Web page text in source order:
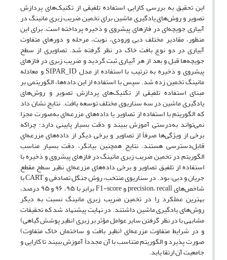
این تحقیق به بررسی کارایی استفاده تلفیقی از تکنیک‌های پردازش
تصویر و روش‌های یادگیری ماشین برای تخمین ضریب زبری مانینگ در
آبیاری جویچه‌ای در فازهای پیشروی و ذخیره پرداخته است. برای این
منظور، مقادیر مختلف دبی ورودی، نوبت‌، مرحله و دورهای متفاوت
آبیاری در دو نوع بافت خاک در نظر گرفته شد. تصاویری از سطح
جویچه‌ها قبل و بعد از هر آبیاری ثبت گردید و ضریب زبری در فازهای
پیشروی و ذخیره به ترتیب با استفاده از مدل SIPAR_ID و معادله
مانینگ تخمین زده شد. سپس با استفاده از این داده‌ها، الگوریتمی بر
مبنای استفاده تلفیقی از تکنیک‌های پردازش تصویر و روش‌های
یادگیری ماشین در سه سناریوی مختلف توسعه یافت. نتایج نشان داد
که الگوریتم با استفاده از تصاویر یا داده‌های مزرعه‌ای به‌صورت مجزا
نمی‌تواند به‌درستی آموزش ببیند و دقت بسیار پایینی دارد؛ چراکه
برخی از ویژگی‌ها صرفاً از تصاویر و برخی دیگر از داده‌های مزرعه‌ای
قابل‌دسترسی هستند. نتایج همچنین بیانگر، دقت بسیار مناسب
الگوریتم در تخمین ضریب زبری مانینگ در فازهای پیشروی و ذخیره با
استفاده از تلفیق تصاویر و برخی داده‌های مزرعه‌ای نظیر سطح مقطع
جریان و دبی، بود. در سناریوی منتخب، روش جنگل تصادفی و CART با
شاخص‌های precision، recall و F1-score برابر با ۹۵، ۹۶ و ۹۵ درصد،
بهترین عملکرد را در تخمین ضریب زبری مانینگ نسبت به دیگر
روش‌های یادگیری ماشین داشتند. در نهایت پیشنهاد شد که تحقیقات
مشابهی با در نظر گرفتن سایر عوامل مؤثر بر زبری (نظیر پوشش گیاهی)
و در شرایط متفاوت مزرعه‌ای (نظیر بافت و ساختمان خاک متفاوت)
صورت پذیرد و الگوریتم متناسب با آن مجدداً آموزش ببیند تا کارایی و
جامعیت آن ارتقا یابد.